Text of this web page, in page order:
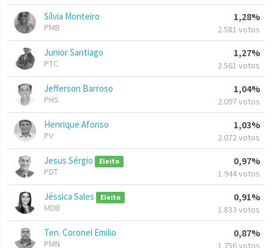
Sílvia Monteiro
PMB
1,28%
2.581 votos
Junior Santiago
PTC
1,27%
2.561 votos
Jefferson Barroso
PHS
1,04%
2.097 votos
Henrique Afonso
PV
1,03%
2.072 votos
Jesus Sérgio Eleito
PDT
0,97%
1.944 votos
Jéssica Sales Eleito
MDB
0,91%
1.833 votos
Ten. Coronel Emilio
PMN
0,87%
1.756 votos